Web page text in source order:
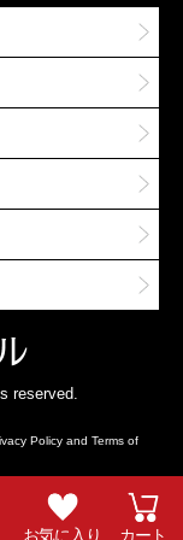
お気に入り カート
reserved.
Policyand Terms of